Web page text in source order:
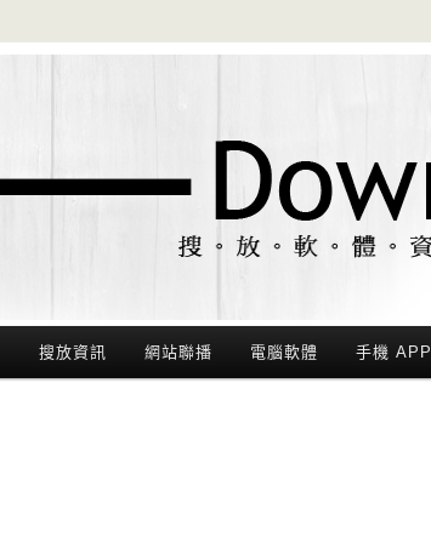
搜放資訊 網站聯播 電腦軟體 手機 APP